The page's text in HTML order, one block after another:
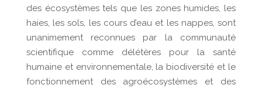
des écosystèmes tels que les zones humides, les
haies, les sols, les cours d’eau et les nappes, sont
unanimement reconnues par la communauté
scientifique comme délétères pour la santé
humaine et environnementale, la biodiversité et le
fonctionnement des agroécosystèmes et des